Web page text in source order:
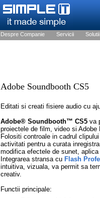
Despre Companie Servicii Solutii
Adobe Soundbooth CS5
Editati si creati fisiere audio cu
Adobe® Soundbooth™ CS5 va
proiectele de film, video si Adobe
Folositi controale in cadrul
activitati pentru a curata
modifica efectele de sunet,
Integrarea stransa cu Flash
intuitiva, vizuala, va permit sa
creativ.
Functii principale: